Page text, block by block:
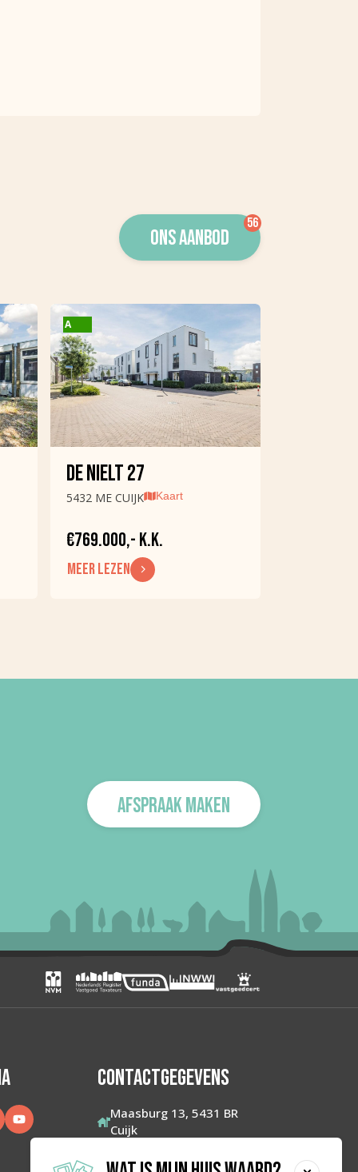
ONS AANBOD
A
DE NIELT 27
5432 ME CUIJK Kaart
€769.000,- K.K.
MEER LEZEN
AFSPRAAK MAKEN
CONTACTGEGEVENS
Maasburg 13, 5431 BR
Cuijk